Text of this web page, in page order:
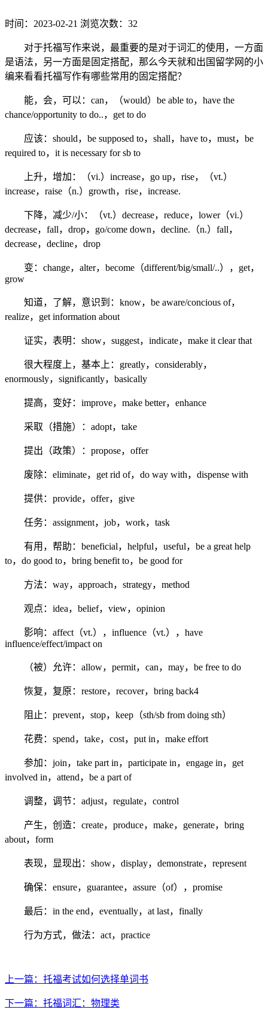
时间：2023-02-21 浏览次数：32
对于托福写作来说，最重要的是对于词汇的使用，一方面
是语法，另一方面是固定搭配，那么今天就和出国留学网的小
编来看看托福写作有哪些常用的固定搭配？
能，会，可以：can，（would）be able to，have the
chance/opportunity to do..，get to do
应该：should，be supposed to，shall，have to，must，be
required to，it is necessary for sb to
上升，增加：（vi.）increase，go up，rise，（vt.）
increase，raise（n.）growth，rise，increase.
下降，减少/小：（vt.）decrease，reduce，lower（vi.）
decrease，fall，drop，go/come down，decline.（n.）fall，
decrease，decline，drop
变：change，alter，become（different/big/small/..），get，
grow
知道，了解，意识到：know，be aware/concious of，
realize，get information about
证实，表明：show，suggest，indicate，make it clear that
很大程度上，基本上：greatly，considerably，
enormously，significantly，basically
提高，变好：improve，make better，enhance
采取（措施）：adopt，take
提出（政策）：propose，offer
废除：eliminate，get rid of，do way with，dispense with
提供：provide，offer，give
任务：assignment，job，work，task
有用，帮助：beneficial，helpful，useful，be a great help
to，do good to，bring benefit to，be good for
方法：way，approach，strategy，method
观点：idea，belief，view，opinion
影响：affect（vt.），influence（vt.），have
influence/effect/impact on
（被）允许：allow，permit，can，may，be free to do
恢复，复原：restore，recover，bring back4
阻止：prevent，stop，keep（sth/sb from doing sth）
花费：spend，take，cost，put in，make effort
参加：join，take part in，participate in，engage in，get
involved in，attend，be a part of
调整，调节：adjust，regulate，control
产生，创造：create，produce，make，generate，bring
about，form
表现，显现出：show，display，demonstrate，represent
确保：ensure，guarantee，assure（of），promise
最后：in the end，eventually，at last，finally
行为方式，做法：act，practice
上一篇：托福考试如何选择单词书
下一篇：托福词汇：物理类